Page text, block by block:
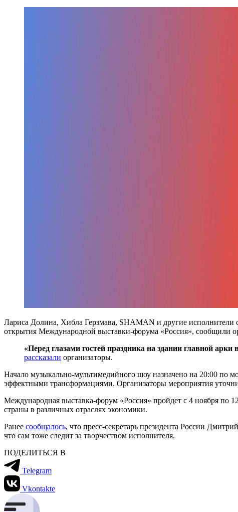
Лариса Долина, Хибла Герзмава, SHAMAN и другие исполнители
открытия Международной выставки-форума «Россия», сообщили
«Перед глазами гостей праздника на здании главной
рассказали организаторы.
Начало музыкально-мультимедийного шоу назначено на 20:00 по
эффектными трансформациями. Организаторы мероприятия
Международная выставка-форум «Россия» пройдет с 4 ноября
страны в различных отраслях экономики.
Ранее сообщалось, что пресс-секретарь президента России
что сам тоже следит за творчеством исполнителя.
ПОДЕЛИТЬСЯ В
Telegram
Vkontakte